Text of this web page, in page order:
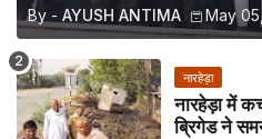
By - AYUSH ANTIMA May
नारहेड़ा
नारहेड़ा में
ब्रिगेड ने